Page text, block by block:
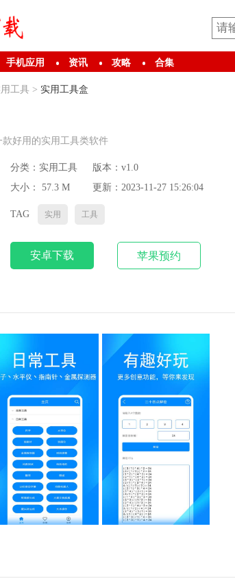
手机应用 资讯 攻略 合集
工具 > 实用工具盒
款好用的实用工具类软件
分类： 实用工具
版本：v1.0
大小： 57.3 M
更新：2023-11-27 15:26:04
TAG 实用 工具
安卓下载 苹果预约